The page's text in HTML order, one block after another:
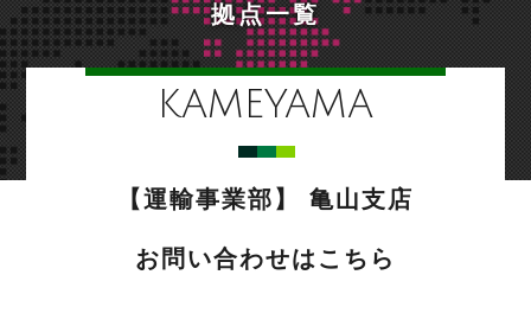
拠点一覧
KAMEYAMA
【運輸事業部】 亀山支店
お問い合わせはこちら